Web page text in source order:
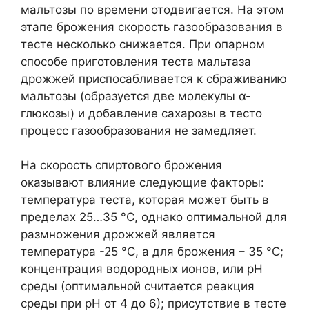
мальтозы по времени отодвигается. На этом
этапе брожения скорость газообразования в
тесте несколько снижается. При опарном
способе приготовления теста мальтаза
дрожжей приспосабливается к сбраживанию
мальтозы (образуется две молекулы α-
глюкозы) и добавление сахарозы в тесто
процесс газообразования не замедляет.
На скорость спиртового брожения
оказывают влияние следующие факторы:
температура теста, которая может быть в
пределах 25…35 °С, однако оптимальной для
размножения дрожжей является
температура -25 °С, а для брожения – 35 °С;
концентрация водородных ионов, или рН
среды (оптимальной считается реакция
среды при рН от 4 до 6); присутствие в тесте